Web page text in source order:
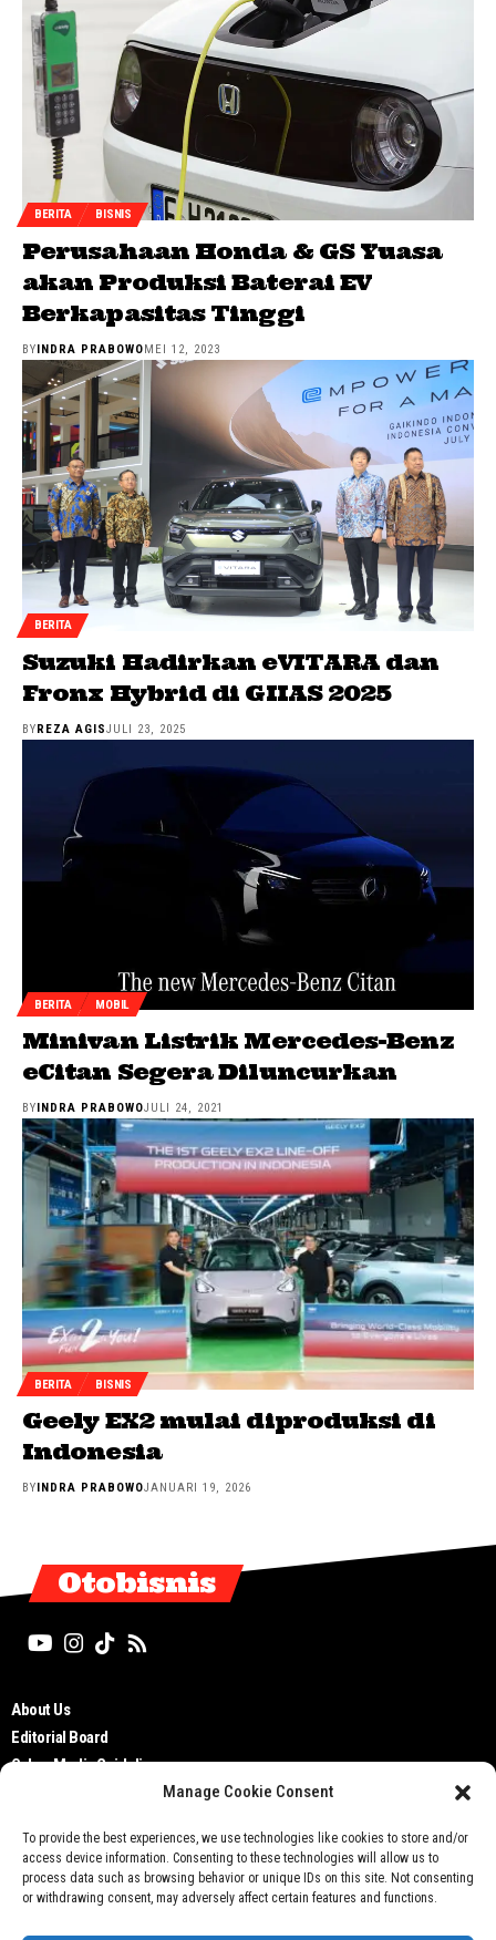
Manage Cookie Consent
To provide the best experiences, we use technologies like cookies to store and/or
access device information. Consenting to these technologies will allow us to
process data such as browsing behavior or unique IDs on this site. Not consenting
or withdrawing consent, may adversely affect certain features and functions.
BERITA BISNIS
Perusahaan Honda & GS Yuasa
akan Produksi Baterai EV
Berkapasitas Tinggi
BYINDRA PRABOWOMEI 12, 2023
BERITA
Suzuki Hadirkan eVITARA dan
Fronx Hybrid di GIIAS 2025
BYREZA AGISJULI 23, 2025
BERITA MOBIL
Minivan Listrik Mercedes-Benz
eCitan Segera Diluncurkan
BY INDRA PRABOWOJULI 24, 2021
BERITA BISNIS
Geely EX2 mulai diproduksi di
Indonesia
BY INDRA PRABOWOJANUARI 19, 2026
Otobisnis
About Us
Editorial Board
Cyber Media Guidelines
Privacy Policy
Contact Us